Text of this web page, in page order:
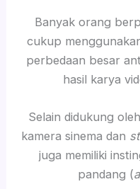
Banyak orang
cukup
perbedaan besar
hasil karya
Selain didukung
kamera sinema dan
juga memiliki
pandang (